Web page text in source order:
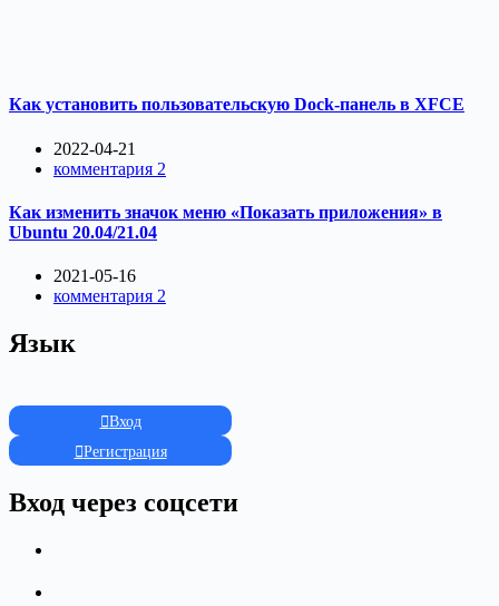
Как установить пользовательскую Dock-панель в XFCE
2022-04-21
комментария 2
Как изменить значок меню «Показать приложения» в
Ubuntu 20.04/21.04
2021-05-16
комментария 2
Язык
Вход
Регистрация
Вход через соцсети